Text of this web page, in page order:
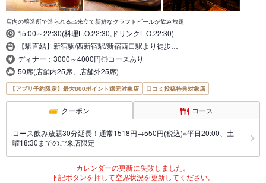
店内の醸造所で造られる出来立て新鮮なクラフトビールが飲み放題
15:00～22:30(料理L.O.22:30,ドリンクL.O.22:30)
【駅直結】新宿駅/西新宿駅/新宿西口駅より徒歩…
ディナー：3000～4000円◎コースあり
50席(店舗内25席、店舗外25席)
【アプリ予約限定】最大800ポイント還元対象店 口コミ投稿特典対象店
クーポン コース
コース飲み放題30分延長！通常1518円→550円(税込)※平日20:00、土
曜18:30までのご来店限定
カレンダーの更新に失敗しました。
下記ボタンを押して空席状況を更新してください。